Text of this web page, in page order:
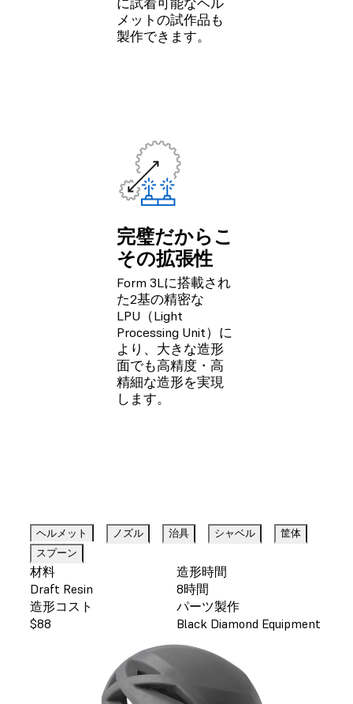
に試着可能なヘル
メットの試作品も
製作できます。
完璧だからこ
その拡張性
Form 3Lに搭載され
た2基の精密な
LPU（Light
Processing Unit）に
より、大きな造形
面でも高精度・高
精細な造形を実現
します。
ヘルメット ノズル 治具 シャベル
筐体
スプーン
材料
Draft Resin
造形時間
8時間
造形コスト
$88
パーツ製作
Black Diamond Equipment